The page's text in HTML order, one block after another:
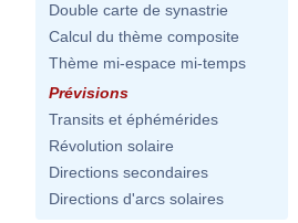
Double carte de synastrie
Calcul du thème composite
Thème mi-espace mi-temps
Prévisions
Transits et éphémérides
Révolution solaire
Directions secondaires
Directions d'arcs solaires